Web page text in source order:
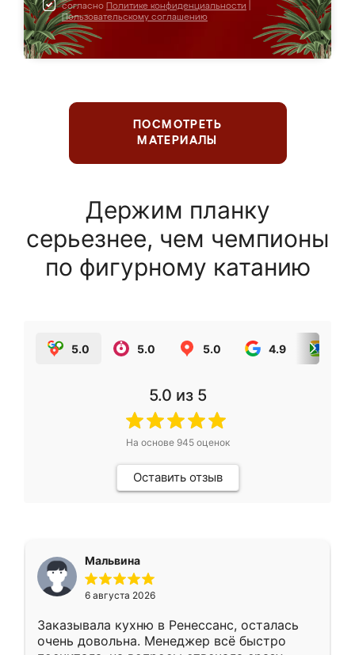
согласно Политике конфиденциальности
Пользовательскому соглашению
ПОСМОТРЕТЬ
МАТЕРИАЛЫ
Держим планку
серьезнее, чем чемпионы
по фигурному катанию
5.0 5.0 5.0 4.9
5.0 из 5
На основе 945оценок
Оставить отзыв
Мальвина
6 августа 2026
Заказывала кухню в Ренессанс, осталась
очень довольна. Менеджер всё быстро